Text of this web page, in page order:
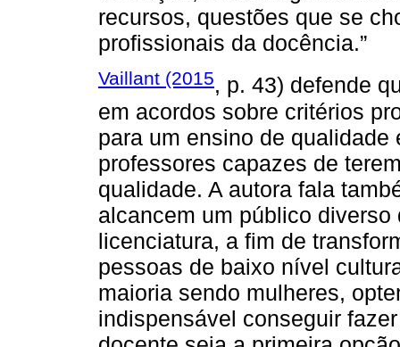
recursos, questões que se
profissionais da docência.”
Vaillant (2015, p. 43) defende
em acordos sobre critérios
para um ensino de qualidade
professores capazes de
qualidade. A autora fala
alcancem um público
licenciatura, a fim de
pessoas de baixo nível
maioria sendo mulheres,
indispensável conseguir